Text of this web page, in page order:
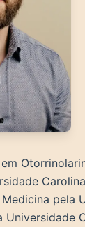
pela